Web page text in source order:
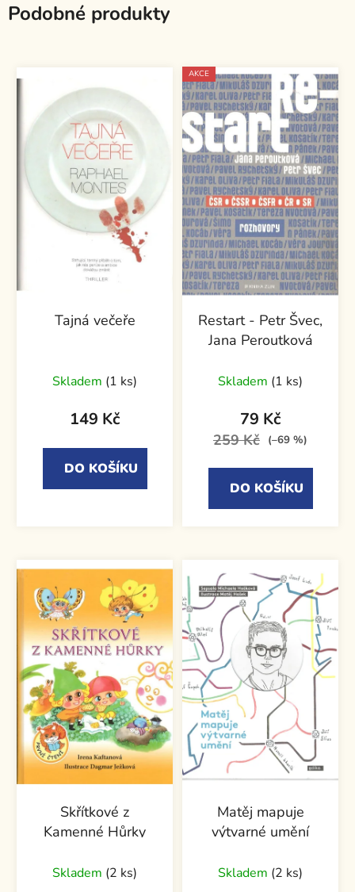
Podobné produkty
Tajná večeře
Skladem (1 ks)
149 Kč
DO KOŠÍKU
AKCE
Restart - Petr Švec,
Jana Peroutková
Skladem (1 ks)
79 Kč
259 Kč (–69 %)
DO KOŠÍKU
Skřítkové z
Kamenné Hůrky
hodnocení
Skladem (2 ks)
Matěj mapuje
výtvarné umění
Skladem (2 ks)